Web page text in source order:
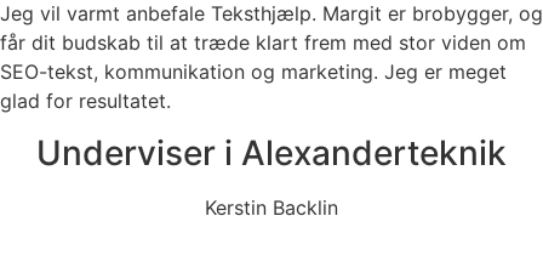
Jeg vil varmt anbefale Teksthjælp. Margit er brobygger, og
får dit budskab til at træde klart frem med stor viden om
SEO-tekst, kommunikation og marketing. Jeg er meget
glad for resultatet.
Underviser i Alexanderteknik
Kerstin Backlin